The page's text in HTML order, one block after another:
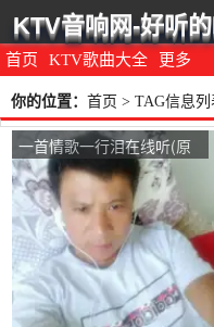
首页 KTV歌曲大全 更多
KTV音响网-好听
你的位置： 首页 > TAG信息
一首情歌一行泪在线听(原
唱是阿文（任文义）)，幻
想演唱点播:34次